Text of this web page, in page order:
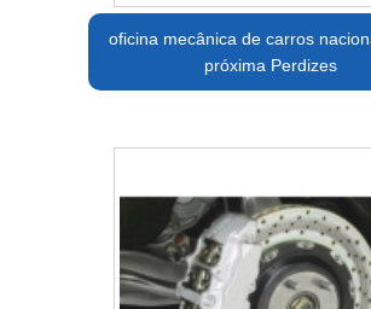
oficina mecânica de carros
próxima Perdizes